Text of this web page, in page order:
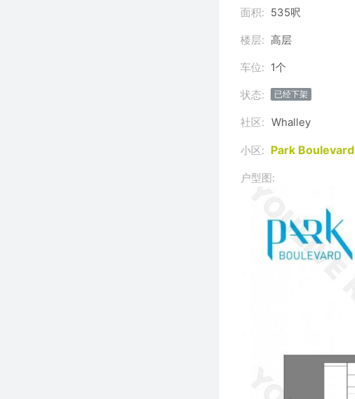
面积: 535呎
楼层: 高层
车位: 1个
状态: 已经下架
社区: Whalley
小区: Park Boulevard
户型图: